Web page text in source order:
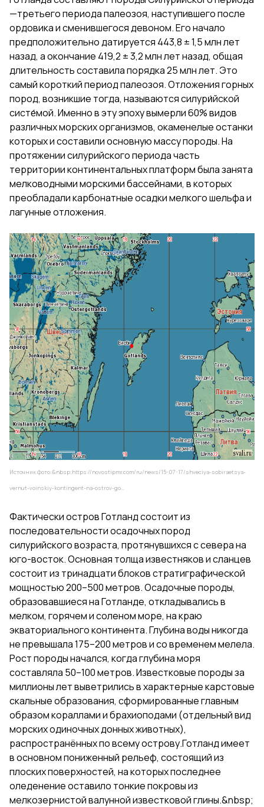
—третьего периода палеозоя, наступившего после
ордовика и сменившегося девоном. Его начало
предположительно датируется 443,8 ± 1,5 млн лет
назад, а окончание 419,2 ± 3,2 млн лет назад, общая
длительность составила порядка 25 млн лет. Это
самый короткий период палеозоя. Отложения горных
пород, возникшие тогда, называются силури́йской
систе́мой. Именно в эту эпоху вымерли 60% видов
различных морских организмов, окаменелые останки
которых и составили основную массу породы. На
протяжении силурийского периода часть
территории континентальных платформ была занята
мелководными морскими бассейнами, в которых
преобладали карбонатные осадки мелкого шельфа и
лагунные отложения.
Источник фото:&nbsp;https://novostipmr.com/ru/news/15-07-17/shveciya-sobiraetsya-
vernut-voinskiy-kontingent-na-ostrov-go...
Фактически остров Готланд состоит из
последовательности осадочных пород
силурийского возраста, протянувшихся с севера на
юго-восток. Основная толща известняков и сланцев
состоит из тринадцати блоков стратиграфической
мощностью 200–500 метров. Осадочные породы,
образовавшиеся на Готланде, откладывались в
мелком, горячем и соленом море, на краю
экваториального континента. Глубина воды никогда
не превышала 175–200 метров и со временем мелела.
Рост породы начался, когда глубина моря
составляла 50–100 метров. Известковые породы за
миллионы лет выветрились в характерные карстовые
скальные образования, сформированные главным
образом кораллами и брахиоподами (отдельный вид
морских одиночных донных животных),
распространённых по всему острову.Готланд имеет
в основном пониженный рельеф, состоящий из
плоских поверхностей, на которых последнее
оледенение оставило тонкие покровы из
мелкозернистой валунной известковой глины.&nbsp;